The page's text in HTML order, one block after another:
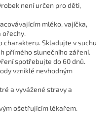
není určen pro děti,
mléko, vajíčka,
ořechy.
charakteru. Skladujte v suchu
přímého slunečního záření.
spotřebujte do 60 dnů.
vzniklé nevhodným
a vyvážené stravy a
ošetřujícím lékařem.